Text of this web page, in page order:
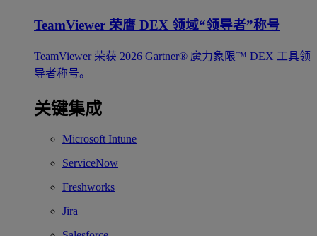
TeamViewer 荣膺 DEX 领域“领导者”称号
TeamViewer 荣获 2026 Gartner® 魔力象限™ DEX 工具领
导者称号。
关键集成
Microsoft Intune
ServiceNow
Freshworks
Jira